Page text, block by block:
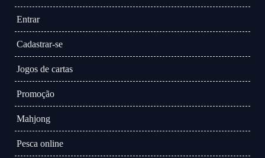
Entrar
Cadastrar-se
Jogos de cartas
Promoção
Mahjong
Pesca online